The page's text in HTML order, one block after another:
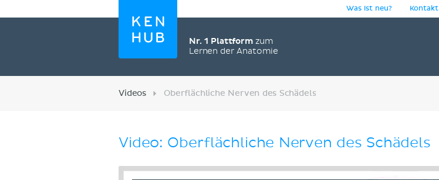
Nr. 1 Plattformzum
Lernen der Anatomie
Was ist neu? Kontakt
Videos Oberflächliche Nerven des Schädels
Video: Oberflächliche Nerven des Schädels